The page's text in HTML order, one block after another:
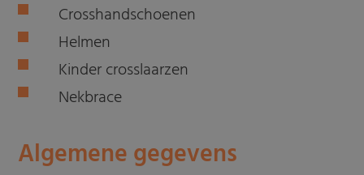
Crosshandschoenen
Helmen
Kinder crosslaarzen
Nekbrace
Algemene gegevens